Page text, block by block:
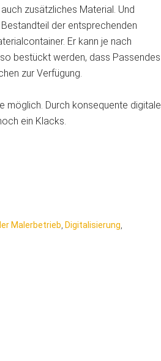
zusätzliches Material. Und
der entsprechenden
Er kann je nach
bestückt werden, dass Passendes
zur Verfügung.
möglich. Durch konsequente digitale
ein Klacks.
Malerbetrieb Digitalisierung